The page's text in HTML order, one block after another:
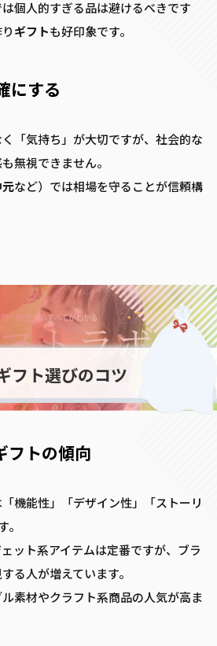
個人的すぎる品は避けるべきです
ギフトも好印象です。
にする
「気持ち」が大切ですが、社会的な
無視できません。
など）では相場を守ることが信頼構
フト選びのコツ
フトの傾向
機能性」「デザイン性」「ストーリ
ット系アイテムは定番ですが、ブラ
る人が増えています。
素材やクラフト系商品の人気が高ま